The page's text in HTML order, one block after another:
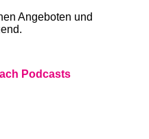
Angeboten und
Podcasts